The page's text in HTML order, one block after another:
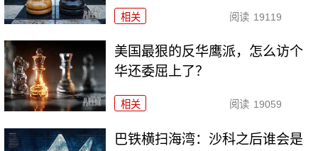
相关 阅读 19119
美国最狠的反华鹰派，怎么访个
华还委屈上了？
相关 阅读 19059
巴铁横扫海湾：沙科之后谁会是